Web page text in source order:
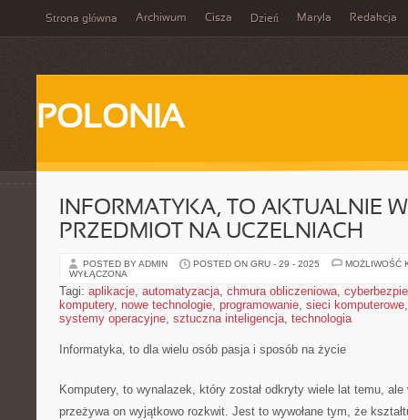
Strona główna Archiwum Cisza Dzień Maryla Redakcja
POLONIA
INFORMATYKA, TO AKTUALNIE
PRZEDMIOT NA UCZELNIACH
POSTED BY ADMIN POSTED ON GRU - 29 - 2025
MOŻLIWOŚĆ
WYŁĄCZONA
Tagi: aplikacje, automatyzacja, chmura obliczeniowa,
komputery, nowe technologie, programowanie, sieci komputerowe
systemy operacyjne, sztuczna inteligencja, technologia
Informatyka, to dla wielu osób pasja i sposób na życie
Komputery, to wynalazek, który został odkryty wiele lat temu,
przeżywa on wyjątkowo rozkwit. Jest to wywołane tym, że